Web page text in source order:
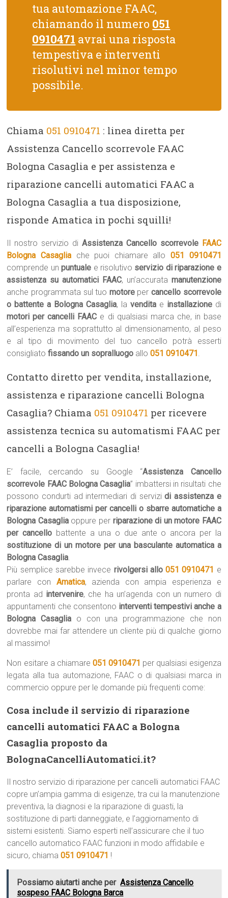
tua automazione FAAC,
chiamando il numero 051
0910471 avrai una risposta
tempestiva e interventi
risolutivi nel minor tempo
possibile.
Chiama 051 0910471 : linea diretta per
Assistenza Cancello scorrevole FAAC
Bologna Casaglia e per assistenza e
riparazione cancelli automatici FAAC a
Bologna Casaglia a tua disposizione,
risponde Amatica in pochi squilli!
Il nostro servizio di Assistenza Cancello scorrevole FAAC
Bologna Casaglia che puoi chiamare allo 051 0910471
comprende unpuntuale e risolutivo servizio di riparazione e
assistenza su automatici FAAC, un’accurata manutenzione
anche programmata sul tuo motoreper cancello scorrevole
o battente a Bologna Casaglia, la venditae installazionedi
motori per cancelli FAAC e di qualsiasi marca che, in base
all’esperienza ma soprattutto al dimensionamento, al peso
e al tipo di movimento del tuo cancello potrà esserti
consigliatofissando un sopralluogo allo051 0910471.
Contatto diretto per vendita, installazione,
assistenza e riparazione cancelli Bologna
Casaglia? Chiama 051 0910471 per ricevere
assistenza tecnica su automatismi FAAC per
cancelli a Bologna Casaglia!
E’ facile, cercando su Google “Assistenza Cancello
scorrevole FAAC Bologna Casaglia” imbattersi in risultati che
possono condurti ad intermediari di servizidi assistenza e
riparazione automatismi per cancelli o sbarre automatiche a
Bologna Casaglia oppure per riparazione di un motore FAAC
per cancello battente a una o due ante o ancora per la
sostituzione di un motore per una basculante automatica a
Bologna Casaglia.
Più semplice sarebbe invece rivolgersi allo051 0910471 e
parlare con Amatica, azienda con ampia esperienza e
pronta ad intervenire, che ha un’agenda con un numero di
appuntamenti che consentono interventi tempestivi anche a
Bologna Casaglia o con una programmazione che non
dovrebbe mai far attendere un cliente più di qualche giorno
al massimo!
Non esitare a chiamare 051 0910471 per qualsiasi esigenza
legata alla tua automazione, FAAC o di qualsiasi marca in
commercio oppure per le domande più frequenti come:
Cosa include il servizio di riparazione
cancelli automatici FAAC a Bologna
Casaglia proposto da
BolognaCancelliAutomatici.it?
Il nostro servizio di riparazione per cancelli automatici FAAC
copre un’ampia gamma di esigenze, tra cui la manutenzione
preventiva, la diagnosi e la riparazione di guasti, la
sostituzione di parti danneggiate, e l’aggiornamento di
sistemi esistenti. Siamo esperti nell’assicurare che il tuo
cancello automatico FAAC funzioni in modo affidabile e
sicuro, chiama051 0910471 !
Possiamo aiutarti anche per Assistenza Cancello
sospeso FAAC Bologna Barca